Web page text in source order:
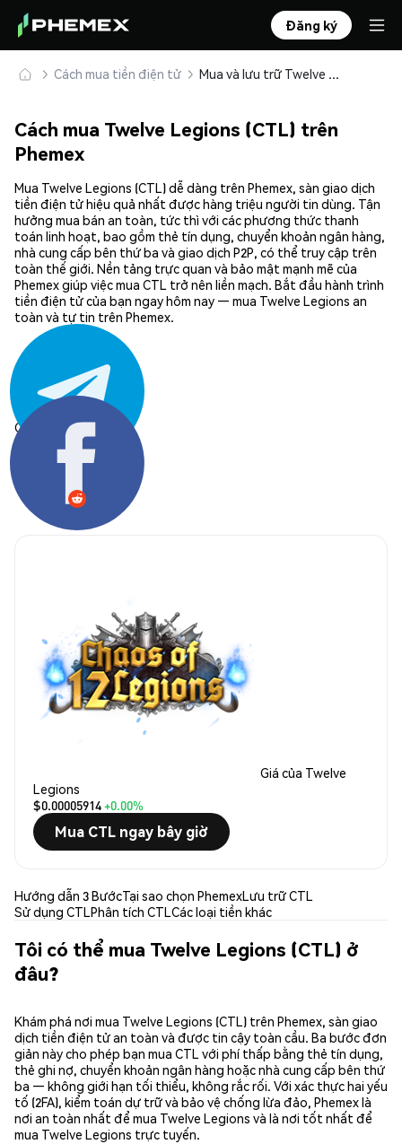
Đăng ký
Cách mua tiền điện tử Mua và lưu trữ Twelve Legions (CTL) an toàn
Cách mua Twelve Legions (CTL) trên
Phemex
Mua Twelve Legions (CTL) dễ dàng trên Phemex, sàn giao dịch
tiền điện tử hiệu quả nhất được hàng triệu người tin dùng. Tận
hưởng mua bán an toàn, tức thì với các phương thức thanh
toán linh hoạt, bao gồm thẻ tín dụng, chuyển khoản ngân hàng,
nhà cung cấp bên thứ ba và giao dịch P2P, có thể truy cập trên
toàn thế giới. Nền tảng trực quan và bảo mật mạnh mẽ của
Phemex giúp việc mua CTL trở nên liền mạch. Bắt đầu hành trình
tiền điện tử của bạn ngay hôm nay — mua Twelve Legions an
toàn và tự tin trên Phemex.
Chia sẻ:
Giá của Twelve
Legions
$0.00005914+0.00%
Mua CTL ngay bây giờ
Hướng dẫn 3 BướcTại sao chọn PhemexLưu trữ CTL
Sử dụng CTLPhân tích CTLCác loại tiền khác
Tôi có thể mua Twelve Legions (CTL) ở
đâu?
Khám phá nơi mua Twelve Legions (CTL) trên Phemex, sàn giao
dịch tiền điện tử an toàn và được tin cậy toàn cầu. Ba bước đơn
giản này cho phép bạn mua CTL với phí thấp bằng thẻ tín dụng,
thẻ ghi nợ, chuyển khoản ngân hàng hoặc nhà cung cấp bên thứ
ba — không giới hạn tối thiểu, không rắc rối. Với xác thực hai yếu
tố (2FA), kiểm toán dự trữ và bảo vệ chống lừa đảo, Phemex là
nơi an toàn nhất để mua Twelve Legions và là nơi tốt nhất để
mua Twelve Legions trực tuyến.